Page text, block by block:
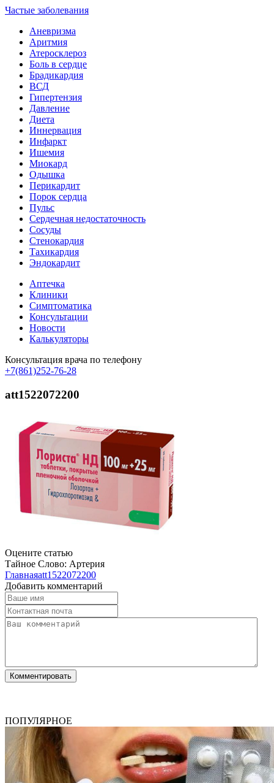
Частые заболевания
Аневризма
Аритмия
Атеросклероз
Боль в сердце
Брадикардия
ВСД
Гипертензия
Давление
Диета
Иннервация
Инфаркт
Ишемия
Миокард
Одышка
Перикардит
Порок сердца
Пульс
Сердечная недостаточность
Сосуды
Стенокардия
Тахикардия
Эндокардит
Аптечка
Клиники
Симптоматика
Консультации
Новости
Калькуляторы
Консультация врача по телефону
+7(861)252-76-28
att1522072200
Оцените статью
Тайное Слово: Артерия
Главнаяatt1522072200
Добавить комментарий
ПОПУЛЯРНОЕ